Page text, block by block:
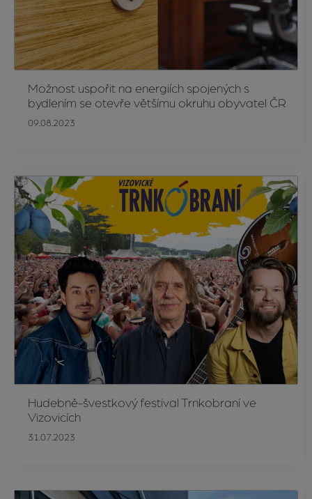
Možnost uspořit na energiích spojených s
bydlením se otevře většímu okruhu obyvatel ČR
09.08.2023
Hudebně-švestkový festival Trnkobraní ve
Vizovicích
31.07.2023